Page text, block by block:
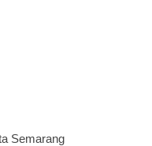
Semarang